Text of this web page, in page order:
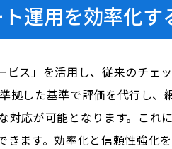
運用を効率化す
ス」を活用し、従来のチェ
した基準で評価を代行し
応が可能となります。こ
ます。効率化と信頼性強化